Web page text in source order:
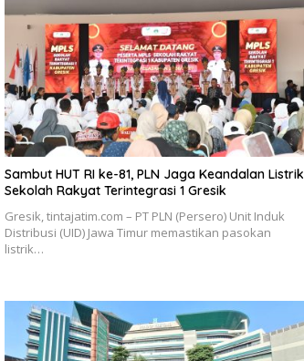
Sambut HUT RI ke-81, PLN Jaga Keandalan Listrik
Sekolah Rakyat Terintegrasi 1 Gresik
Gresik, tintajatim.com – PT PLN (Persero) Unit Induk
Distribusi (UID) Jawa Timur memastikan pasokan
listrik…